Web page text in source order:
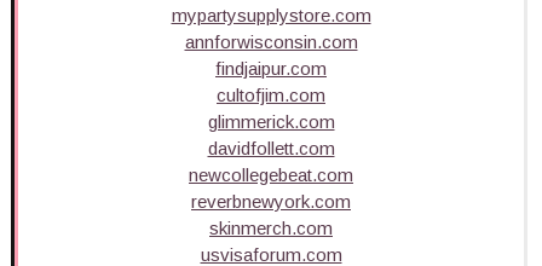
mypartysupplystore.com
annforwisconsin.com
findjaipur.com
cultofjim.com
glimmerick.com
davidfollett.com
newcollegebeat.com
reverbnewyork.com
skinmerch.com
usvisaforum.com